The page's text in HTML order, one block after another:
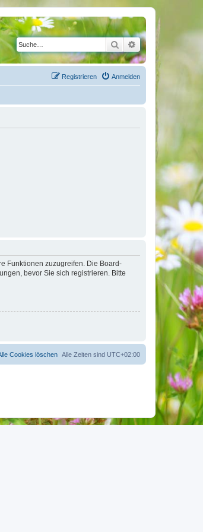
SucheErweiterte Suche
Anmelden
Registrieren
Funktionen zuzugreifen. Die Board-
bevor Sie sich registrieren. Bitte
Alle Zeiten sind UTC+02:00
Cookies löschen